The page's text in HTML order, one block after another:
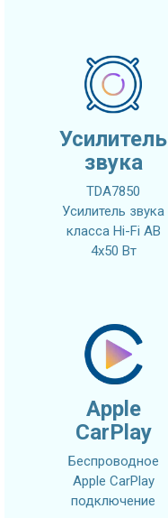
Усилитель
звука
TDA7850
Усилитель звука
класса Hi-Fi AB
4x50 Вт
Apple
CarPlay
Беспроводное
Apple CarPlay
подключение